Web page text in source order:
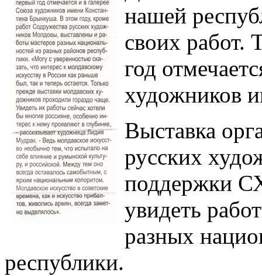
нашей
своих работ.
год
художников
Выставка
русских
поддержки
увидеть
разных
республики.